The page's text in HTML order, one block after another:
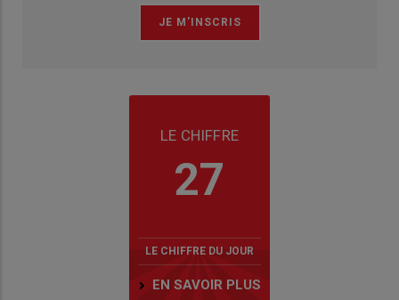
LE CHIFFRE
27
LE CHIFFRE DU JOUR
EN SAVOIR PLUS